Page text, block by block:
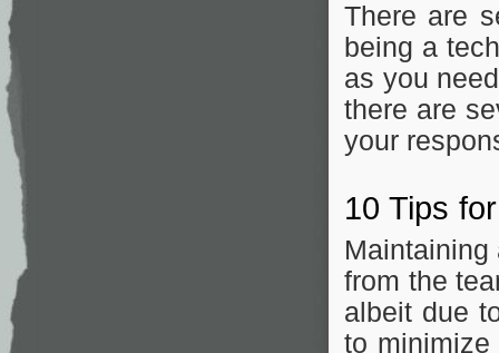
There are
being a
as you
there are
your
10 Tips
from the
albeit due
to minimize